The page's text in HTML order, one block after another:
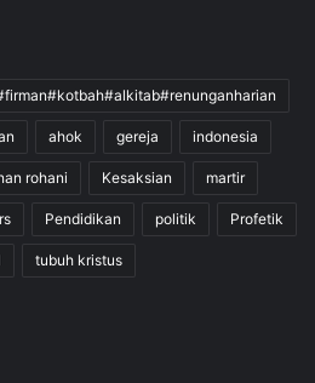
ahok gereja indonesia
rohani Kesaksian martir
Pendidikan politik Profetik
tubuh kristus